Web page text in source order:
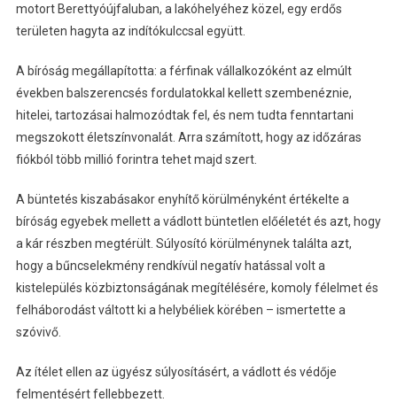
motort Berettyóújfaluban, a lakóhelyéhez közel, egy erdős
területen hagyta az indítókulccsal együtt.
A bíróság megállapította: a férfinak vállalkozóként az elmúlt
években balszerencsés fordulatokkal kellett szembenéznie,
hitelei, tartozásai halmozódtak fel, és nem tudta fenntartani
megszokott életszínvonalát. Arra számított, hogy az időzáras
fiókból több millió forintra tehet majd szert.
A büntetés kiszabásakor enyhítő körülményként értékelte a
bíróság egyebek mellett a vádlott büntetlen előéletét és azt, hogy
a kár részben megtérült. Súlyosító körülménynek találta azt,
hogy a bűncselekmény rendkívül negatív hatással volt a
kistelepülés közbiztonságának megítélésére, komoly félelmet és
felháborodást váltott ki a helybéliek körében – ismertette a
szóvivő.
Az ítélet ellen az ügyész súlyosításért, a vádlott és védője
felmentésért fellebbezett.